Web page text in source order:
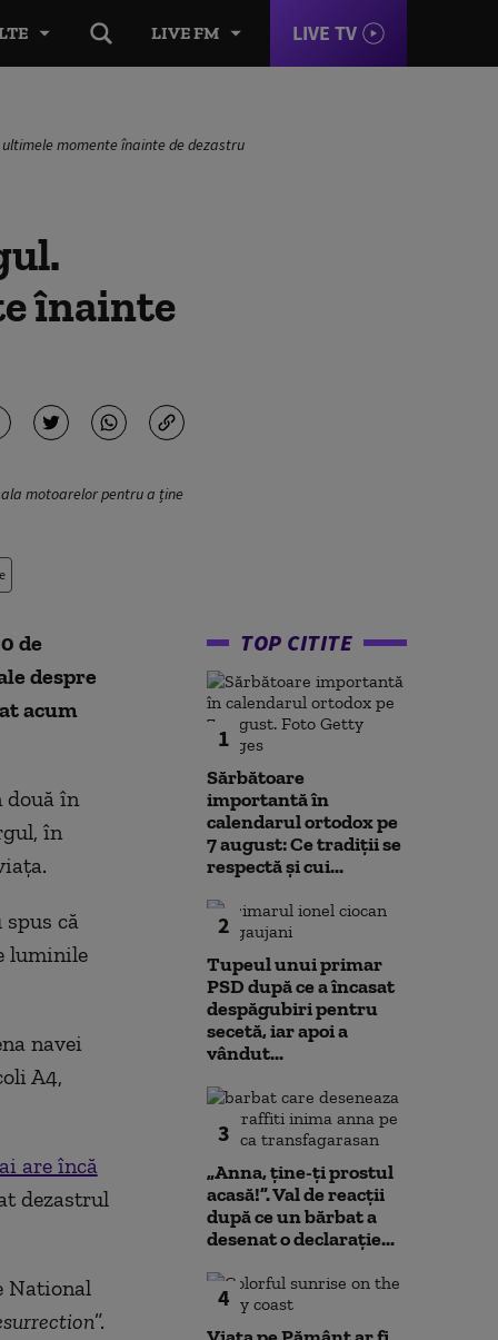
LIVE FM LIVE TV
momente înainte de dezastru
înainte
motoarelor pentru a ține
de
despre
acum
două în
în
că
luminile
navei
A4,
are încă
dezastrul
National
”.
TOP CITITE
1
Sărbătoare
importantă în
calendarul ortodox pe
7 august: Ce tradiții se
respectă și cui...
2
Tupeul unui primar
PSD după ce a încasat
despăgubiri pentru
secetă, iar apoi a
vândut...
3
„Anna, ţine-ţi prostul
acasă!”. Val de reacții
după ce un bărbat a
desenat o declarație...
4